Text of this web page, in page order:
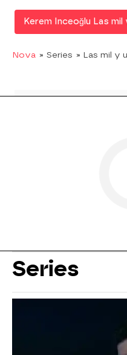
Kerem Inceoğlu Las mil
Nova » Series » Las mil y
Series